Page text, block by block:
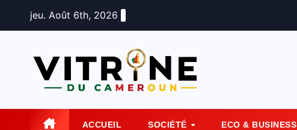
jeu. Août 6th, 2026
ACCUEIL SOCIÉTÉ ECO & BUSINESS